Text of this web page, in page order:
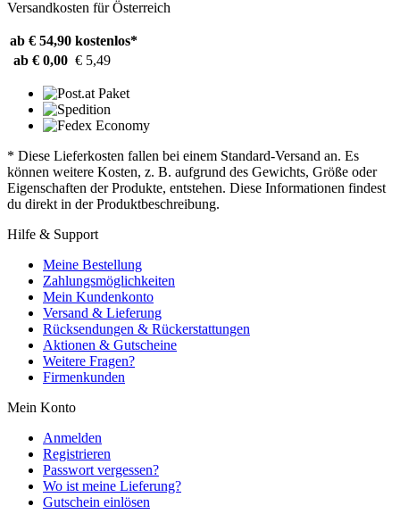
Versandkosten für Österreich
ab € 54,90 kostenlos*
ab € 0,00 € 5,49
* Diese Lieferkosten fallen bei einem Standard-Versand an. Es
können weitere Kosten, z. B. aufgrund des Gewichts, Größe oder
Eigenschaften der Produkte, entstehen. Diese Informationen findest
du direkt in der Produktbeschreibung.
Hilfe & Support
Meine Bestellung
Zahlungsmöglichkeiten
Mein Kundenkonto
Versand & Lieferung
Rücksendungen & Rückerstattungen
Aktionen & Gutscheine
Weitere Fragen?
Firmenkunden
Mein Konto
Anmelden
Registrieren
Passwort vergessen?
Wo ist meine Lieferung?
Gutschein einlösen